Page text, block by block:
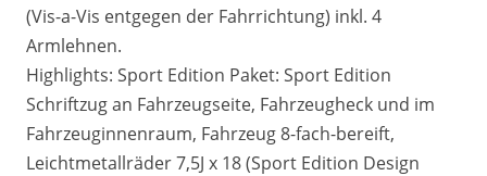
(Vis-a-Vis entgegen der Fahrrichtung) inkl. 4
Armlehnen.
Highlights: Sport Edition Paket: Sport Edition
Schriftzug an Fahrzeugseite, Fahrzeugheck und im
Fahrzeuginnenraum, Fahrzeug 8-fach-bereift,
Leichtmetallräder 7,5J x 18 (Sport Edition Design